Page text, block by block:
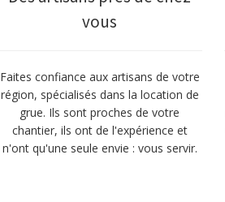
vous
Faites confiance aux artisans de votre
région, spécialisés dans la location de
grue. Ils sont proches de votre
chantier, ils ont de l'expérience et
n'ont qu'une seule envie : vous servir.